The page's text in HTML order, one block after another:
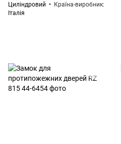
Циліндровий
Країна-виробник
Італія